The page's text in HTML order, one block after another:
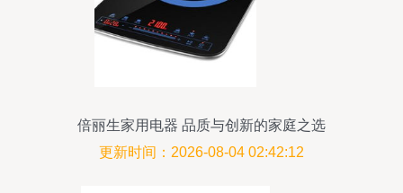
倍丽生家用电器 品质与创新的家庭之选
更新时间：2026-08-04 02:42:12